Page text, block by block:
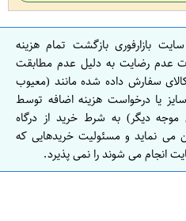
بازارفوری بازگشت تمام هزینه
عدم رضایت به دلیل عدم مطابقت
سفارش داده شده مانند (معیوب
یا درخواست هزینه اضافه توسط
دیگر) به شرط خرید از درگاه
نماید و مسئولیت خریدهایی که
انجام می شوند را نمی پذیرد.